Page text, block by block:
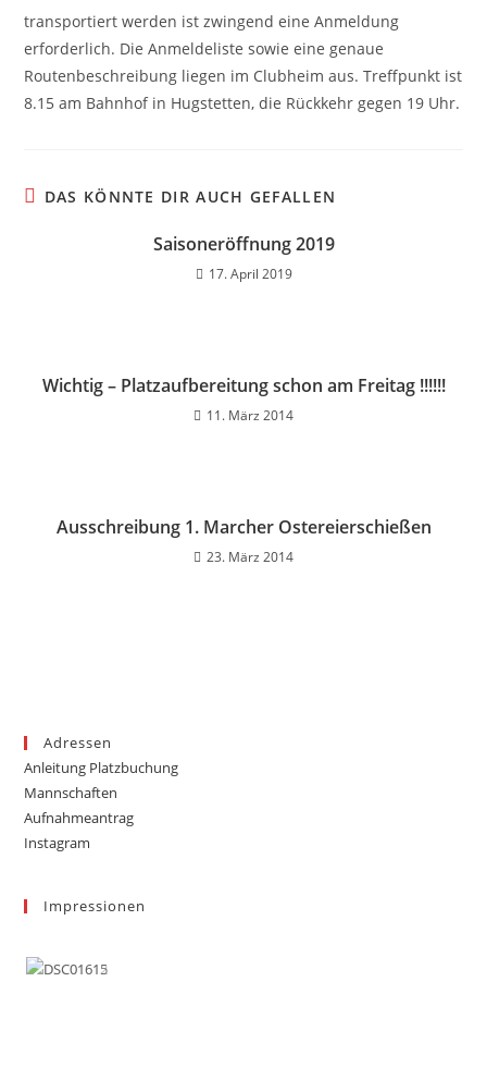
transportiert werden ist zwingend eine Anmeldung
erforderlich. Die Anmeldeliste sowie eine genaue
Routenbeschreibung liegen im Clubheim aus. Treffpunkt ist
8.15 am Bahnhof in Hugstetten, die Rückkehr gegen 19 Uhr.
DAS KÖNNTE DIR AUCH GEFALLEN
Saisoneröffnung 2019
17. April 2019
Wichtig – Platzaufbereitung schon am Freitag !!!!!!
11. März 2014
Ausschreibung 1. Marcher Ostereierschießen
23. März 2014
Adressen
Anleitung Platzbuchung
Mannschaften
Aufnahmeantrag
Instagram
Impressionen